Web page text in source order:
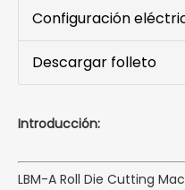
Configuración
Descargar folleto
Introducción:
LBM-A Roll Die Cutting